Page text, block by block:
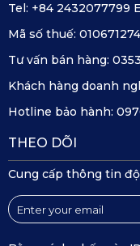
KATA cam kết
Tel: +84 2432077799
Mã số thuế:
Tư vấn bán hàng:
Khách hàng doanh
Hotline bảo hành:
THEO DÕI
Cung cấp thông tin